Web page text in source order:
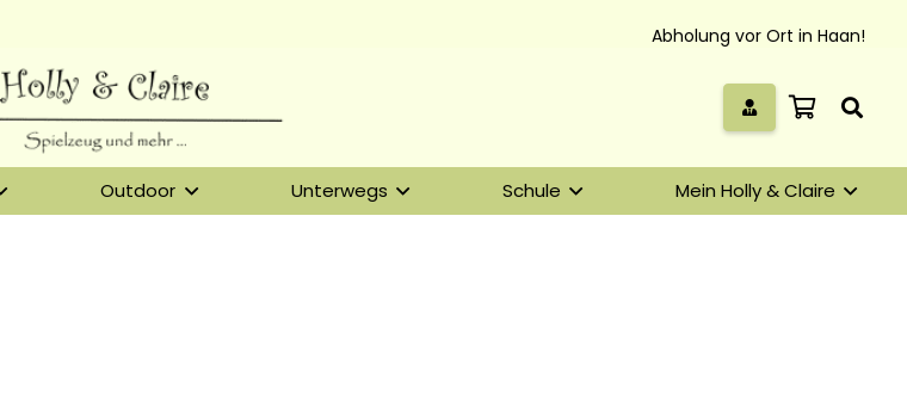
Abholung vor Ort in Haan!
Outdoor Unterwegs Schule Mein Holly & Claire